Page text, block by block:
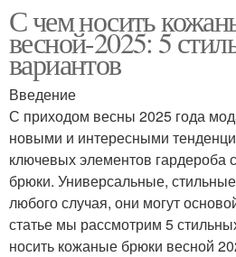
С чем носить
весной-2025: 5
вариантов
Введение
С приходом весны 2025 года
новыми и интересными
ключевых элементов гардероба
брюки. Универсальные,
любого случая, они могут
статье мы рассмотрим 5
носить кожаные брюки весной